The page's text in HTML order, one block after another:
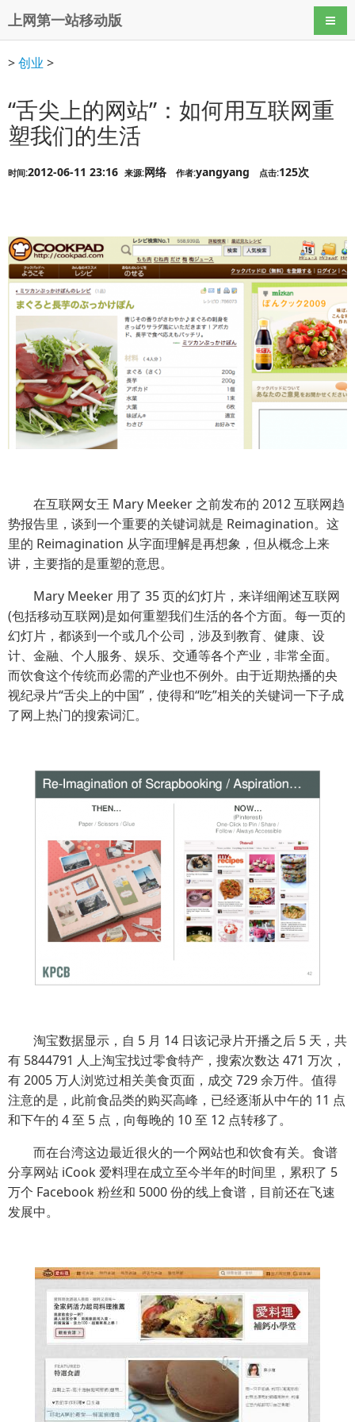
上网第一站移动版 导航
>创业 >
“舌尖上的网站”：如何用互联网重
塑我们的生活
时间:2012-06-11 23:16 来源:网络 作者:yangyang 点击:125次
在互联网女王 Mary Meeker 之前发布的 2012 互联网趋
势报告里，谈到一个重要的关键词就是 Reimagination。这
里的 Reimagination 从字面理解是再想象，但从概念上来
讲，主要指的是重塑的意思。
Mary Meeker 用了 35 页的幻灯片，来详细阐述互联网
(包括移动互联网)是如何重塑我们生活的各个方面。每一页的
幻灯片，都谈到一个或几个公司，涉及到教育、健康、设
计、金融、个人服务、娱乐、交通等各个产业，非常全面。
而饮食这个传统而必需的产业也不例外。由于近期热播的央
视纪录片“舌尖上的中国”，使得和“吃”相关的关键词一下子成
了网上热门的搜索词汇。
淘宝数据显示，自 5 月 14 日该记录片开播之后 5 天，共
有 5844791 人上淘宝找过零食特产，搜索次数达 471 万次，
有 2005 万人浏览过相关美食页面，成交 729 余万件。值得
注意的是，此前食品类的购买高峰，已经逐渐从中午的 11 点
和下午的 4 至 5 点，向每晚的 10 至 12 点转移了。
而在台湾这边最近很火的一个网站也和饮食有关。食谱
分享网站 iCook 爱料理在成立至今半年的时间里，累积了 5
万个 Facebook 粉丝和 5000 份的线上食谱，目前还在飞速
发展中。